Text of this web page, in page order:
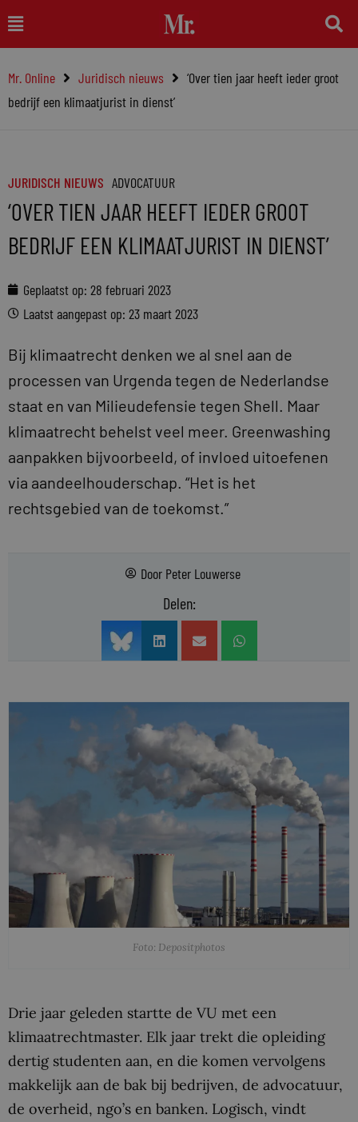
naar
inhoud
Main
Menu
Mr. Online Juridisch nieuws
‘Over tien jaar heeft ieder groot
bedrijf een klimaatjurist in dienst’
JURIDISCH NIEUWS ADVOCATUUR
‘OVER TIEN JAAR HEEFT IEDER GROOT
BEDRIJF EEN KLIMAATJURIST IN DIENST’
Geplaatst op: 28 februari 2023
Laatst aangepast op: 23 maart 2023
Bij klimaatrecht denken we al snel aan de
processen van Urgenda tegen de Nederlandse
staat en van Milieudefensie tegen Shell. Maar
klimaatrecht behelst veel meer. Greenwashing
aanpakken bijvoorbeeld, of invloed uitoefenen
via aandeelhouderschap. “Het is het
rechtsgebied van de toekomst.”
Door Peter Louwerse
Delen:
Foto: Depositphotos
Drie jaar geleden startte de VU met een
klimaatrechtmaster. Elk jaar trekt die opleiding
dertig studenten aan, en die komen vervolgens
makkelijk aan de bak bij bedrijven, de advocatuur,
de overheid, ngo’s en banken. Logisch, vindt